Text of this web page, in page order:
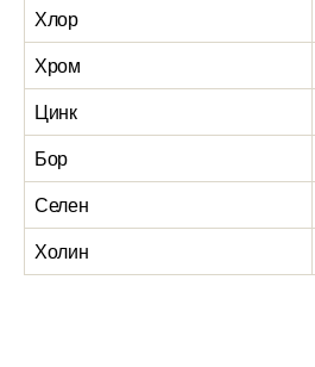
Хлор
Хром
Цинк
Бор
Селен
Холин